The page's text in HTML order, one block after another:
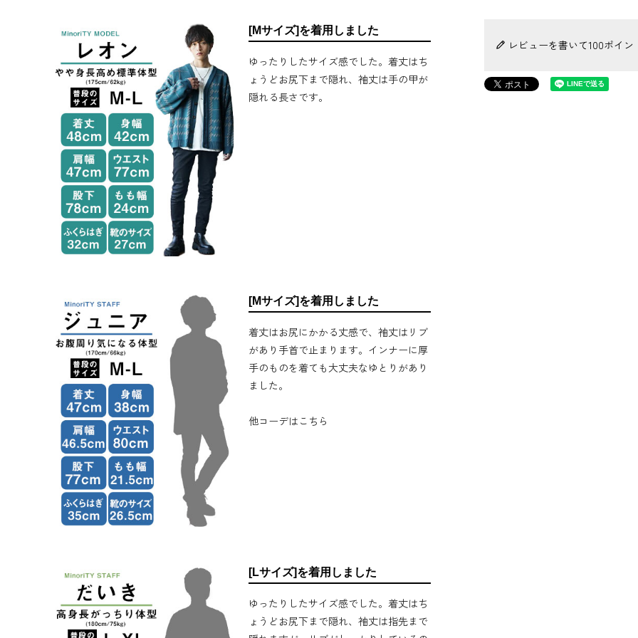
[Mサイズ]を着用しました
ゆったりしたサイズ感でした。着丈はち
ょうどお尻下まで隠れ、袖丈は手の甲が
隠れる長さです。
[Mサイズ]を着用しました
着丈はお尻にかかる丈感で、袖丈はリブ
があり手首で止まります。インナーに厚
手のものを着ても大丈夫なゆとりがあり
ました。
他コーデはこちら
[Lサイズ]を着用しました
ゆったりしたサイズ感でした。着丈はち
ょうどお尻下まで隠れ、袖丈は指先まで
レビューを書いて100ポイン